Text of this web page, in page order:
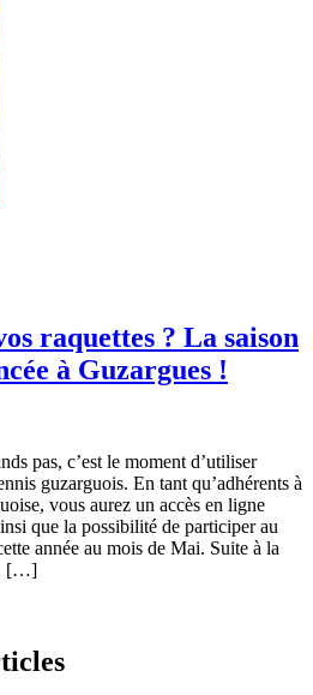
raquettes ? La saison
à Guzargues !
pas, c’est le moment d’utiliser
guzarguois. En tant qu’adhérents à
vous aurez un accès en ligne
que la possibilité de participer au
année au mois de Mai. Suite à la
[…]